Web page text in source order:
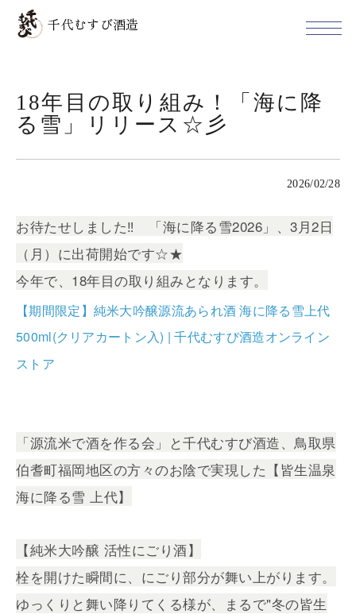
千代むすび酒造
18年目の取り組み！「海に降
る雪」リリース☆彡
2026/02/28
お待たせしました‼ 「海に降る雪2026」、3月2日
（月）に出荷開始です☆★
今年で、18年目の取り組みとなります。
【期間限定】純米大吟醸源流あられ酒 海に降る雪上代
500ml(クリアカートン入) | 千代むすび酒造オンライン
ストア
「源流米で酒を作る会」と千代むすび酒造、鳥取県
伯耆町福岡地区の方々のお陰で実現した【皆生温泉
海に降る雪 上代】
【純米大吟醸 活性にごり酒】
栓を開けた瞬間に、にごり部分が舞い上がります。
ゆっくりと舞い降りてくる様が、まるで"冬の皆生